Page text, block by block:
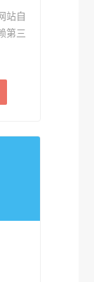
站自
第三